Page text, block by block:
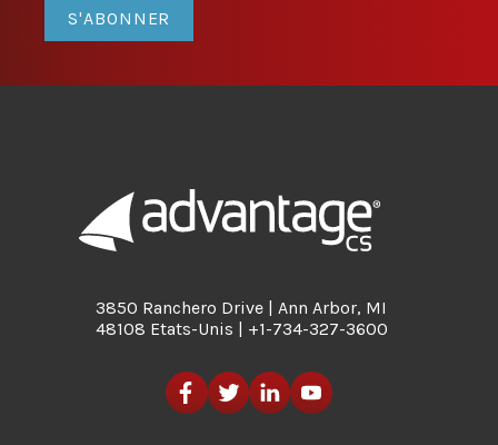
S'ABONNER
3850 Ranchero Drive | Ann Arbor, MI
48108 Etats-Unis | +1-734-327-3600